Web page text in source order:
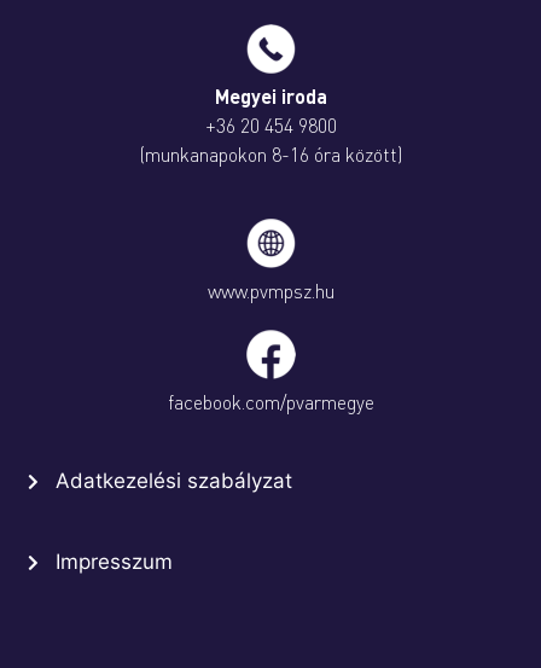
Megyei iroda
+36 20 454 9800
(munkanapokon 8-16 óra között)
www.pvmpsz.hu
facebook.com/pvarmegye
Adatkezelési szabályzat
Impresszum